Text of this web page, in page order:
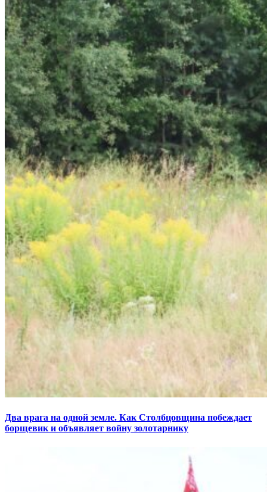
Два врага на одной земле. Как Столбцовщина побеждает
борщевик и объявляет войну золотарнику